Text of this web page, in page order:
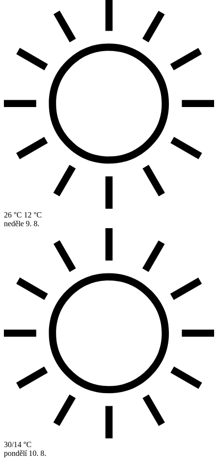
26 °C 12 °C
neděle 9. 8.
30/14 °C
pondělí 10. 8.